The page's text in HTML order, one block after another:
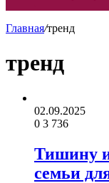
Главная/тренд
тренд
02.09.2025
0 3 736
Тишину
семьи